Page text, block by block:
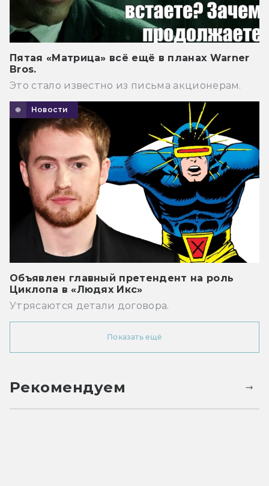
Пятая «Матрица» всё ещё в планах Warner
Bros.
Это стало известно из письма акционерам.
Новости
Объявлен главный претендент на роль
Циклопа в «Людях Икс»
Утрясаются детали договора.
Показать ещё
Рекомендуем